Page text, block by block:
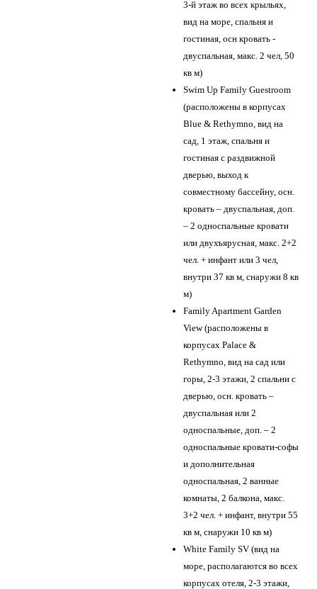
3-й этаж во всех крыльях,
вид на море, спальня и
гостиная, осн кровать -
двуспальная, макс. 2 чел, 50
кв м)
Swim Up Family Guestroom
(расположены в корпусах
Blue & Rethymno, вид на
сад, 1 этаж, спальня и
гостиная с раздвижной
дверью, выход к
совместному бассейну, осн.
кровать – двуспальная, доп.
– 2 односпальные кровати
или двухъярусная, макс. 2+2
чел. + инфант или 3 чел,
внутри 37 кв м, снаружи 8 кв
м)
Family Apartment Garden
View (расположены в
корпусах Palace &
Rethymno, вид на сад или
горы, 2-3 этажи, 2 спальни с
дверью, осн. кровать –
двуспальная или 2
односпальные, доп. – 2
односпальные кровати-софы
и дополнительная
односпальная, 2 ванные
комнаты, 2 балкона, макс.
3+2 чел. + инфант, внутри 55
кв м, снаружи 10 кв м)
White Family SV (вид на
море, располагаются во всех
корпусах отеля, 2-3 этажи,